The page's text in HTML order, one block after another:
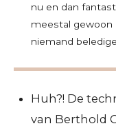
nu en dan
meestal gewoon
niemand
Huh?! De
van Berthold